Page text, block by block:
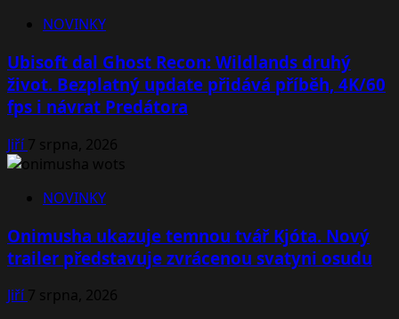
NOVINKY
Ubisoft dal Ghost Recon: Wildlands druhý
život. Bezplatný update přidává příběh, 4K/60
fps i návrat Predátora
Jiří7 srpna, 2026
NOVINKY
Onimusha ukazuje temnou tvář Kjóta. Nový
trailer představuje zvrácenou svatyni osudu
Jiří7 srpna, 2026